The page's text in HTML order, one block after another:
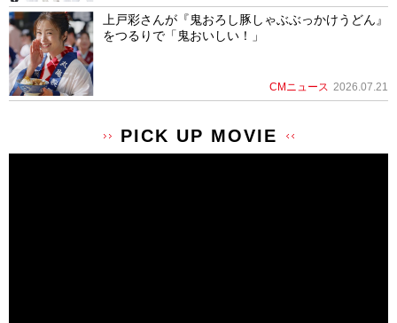
上戸彩さんが『鬼おろし豚しゃぶぶっかけうどん』
をつるりで「鬼おいしい！」
CMニュース 2026.07.21
PICK UP MOVIE